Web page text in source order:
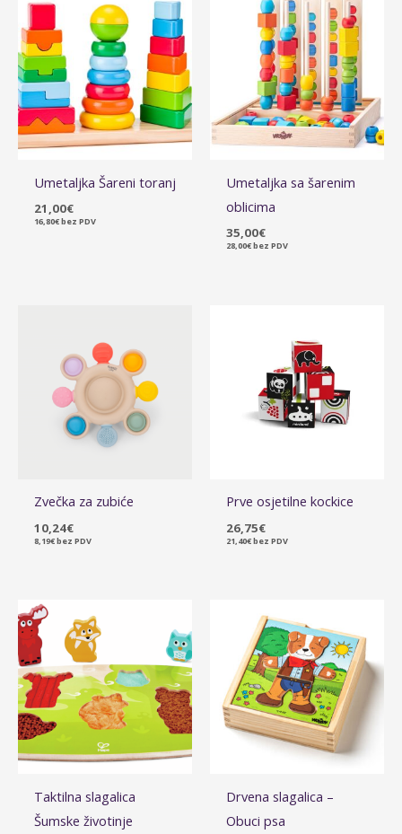
Umetaljka Šareni toranj
21,00€
16,80€bez PDV
Umetaljka sa šarenim
oblicima
35,00€
28,00€bez PDV
Zvečka za zubiće
10,24€
8,19€bez PDV
Prve osjetilne kockice
26,75€
21,40€bez PDV
Taktilna slagalica
Šumske životinje
Drvena slagalica –
Obuci psa